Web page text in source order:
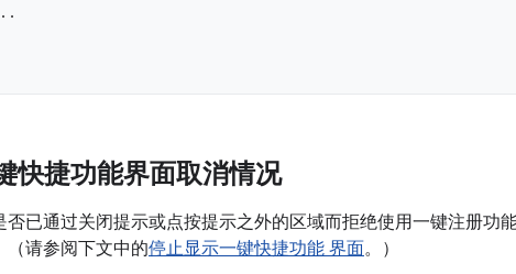
快捷功能界面取消情况
否已通过关闭提示或点按提示之外的区域而拒绝使用一键注册功
（请参阅下文中的停止显示一键快捷功能 界面。）